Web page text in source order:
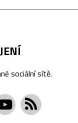
sociální sítě.